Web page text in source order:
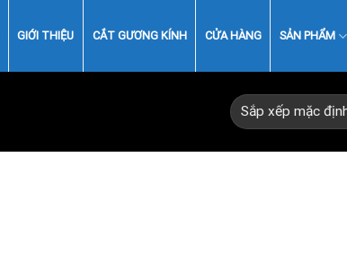
GIỚI THIỆU CẮT GƯƠNG KÍNH CỬA HÀNG SẢN PHẨM